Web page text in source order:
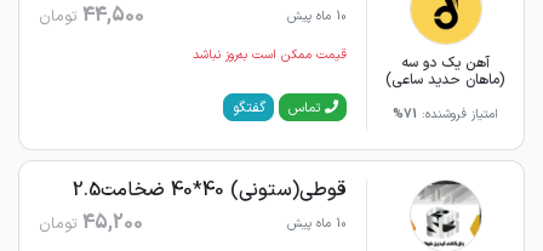
آهن یک دو سه
(ماهان حدید ساعی)
امتیاز فروشنده: 71%
10 ماه پیش 44,500 تومان
قیمت ممکن است به‌روز نباشد
تماس گفتگو
قوطی(ستونی) 40*40 ضخامت2.5
10 ماه پیش 45,200 تومان